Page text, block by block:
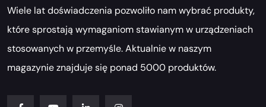
Wiele lat doświadczenia pozwoliło nam wybrać produkty,
które sprostają wymaganiom stawianym w urządzeniach
stosowanych w przemyśle. Aktualnie w naszym
magazynie znajduje się ponad 5000 produktów.